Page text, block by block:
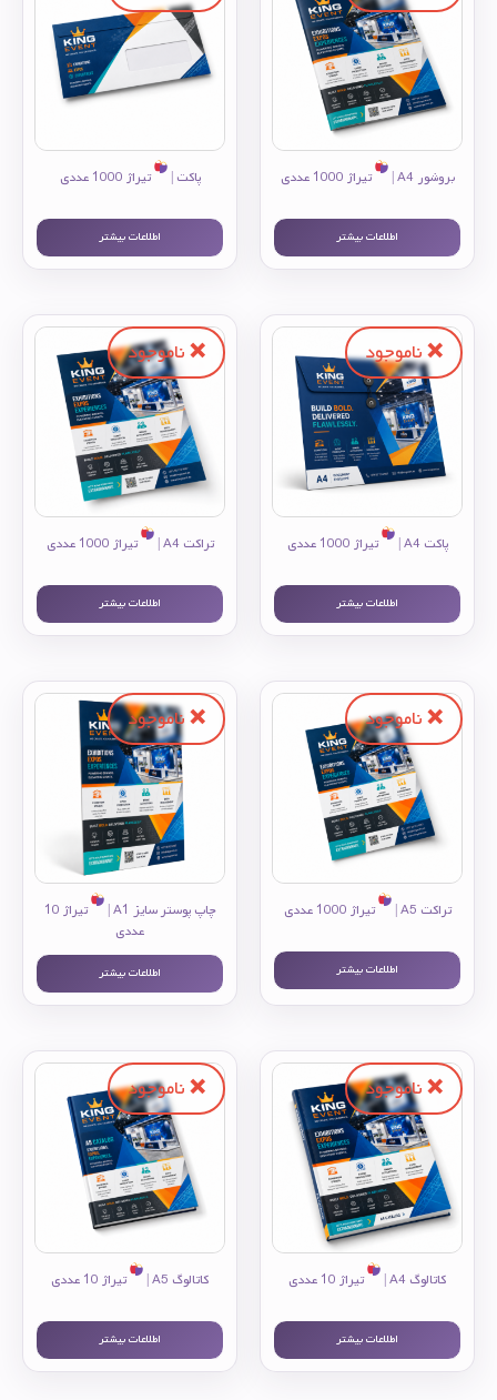
بروشور A4 | تیراژ 1000 عددی
اطلاعات بیشتر
پاکت | تیراژ 1000 عددی
اطلاعات بیشتر
پاکت A4 | تیراژ 1000 عددی
اطلاعات بیشتر
تراکت A4 | تیراژ 1000 عددی
اطلاعات بیشتر
تراکت A5 | تیراژ 1000 عددی
اطلاعات بیشتر
چاپ پوستر سایز A1 |
تیراژ 10
عددی
اطلاعات بیشتر
کاتالوگ A4 | تیراژ 10 عددی
اطلاعات بیشتر
کاتالوگ A5 | تیراژ 10 عددی
اطلاعات بیشتر